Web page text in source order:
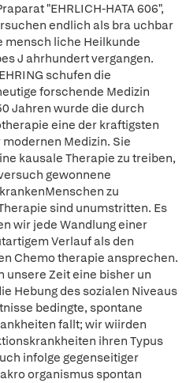
"EHRLICH-HATA 606",
endlich als bra uchbar
mensch liche Heilkunde
J ahrhundert vergangen.
schufen die
forschende Medizin
Jahren wurde die durch
eine der kraftigsten
Medizin. Sie
kausale Therapie zu treiben,
gewonnene
zu
sind unumstritten. Es
wir jede Wandlung einer
Verlauf als den
Chemo therapie ansprechen.
unsere Zeit eine bisher un
Hebung des sozialen Niveaus
bedingte, spontane
fallt; wir wiirden
ihren Typus
infolge gegenseitiger
organismus spontan